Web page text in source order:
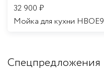
32 900 ₽
Мойка для кухни HBOE9
Спецпредложения